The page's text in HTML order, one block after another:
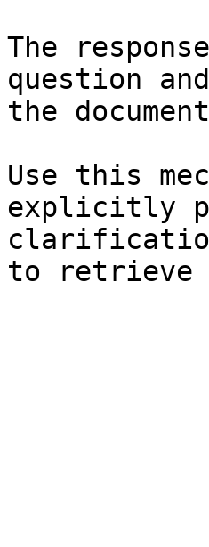
The
question
the
Use this
explicitly